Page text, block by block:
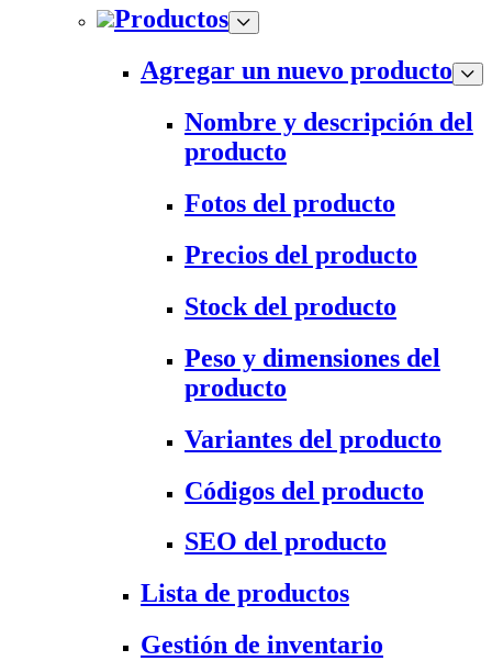
Productos
Agregar un nuevo producto
Nombre y descripción del
producto
Fotos del producto
Precios del producto
Stock del producto
Peso y dimensiones del
producto
Variantes del producto
Códigos del producto
SEO del producto
Lista de productos
Gestión de inventario